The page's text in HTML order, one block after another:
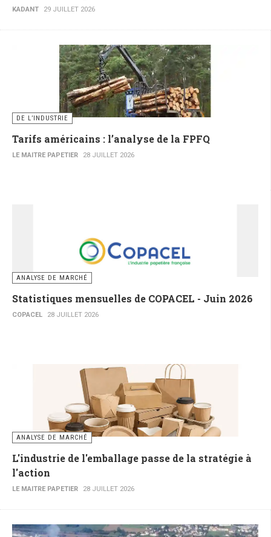
KADANT 29 JUILLET 2026
DE L’INDUSTRIE
Tarifs américains : l’analyse de la FPFQ
LE MAITRE PAPETIER 28 JUILLET 2026
ANALYSE DE MARCHÉ
Statistiques mensuelles de COPACEL - Juin 2026
COPACEL 28 JUILLET 2026
ANALYSE DE MARCHÉ
L'industrie de l'emballage passe de la stratégie à
l'action
LE MAITRE PAPETIER 28 JUILLET 2026